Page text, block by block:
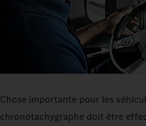
Chose importante pour les
chronotachygraphe doit être